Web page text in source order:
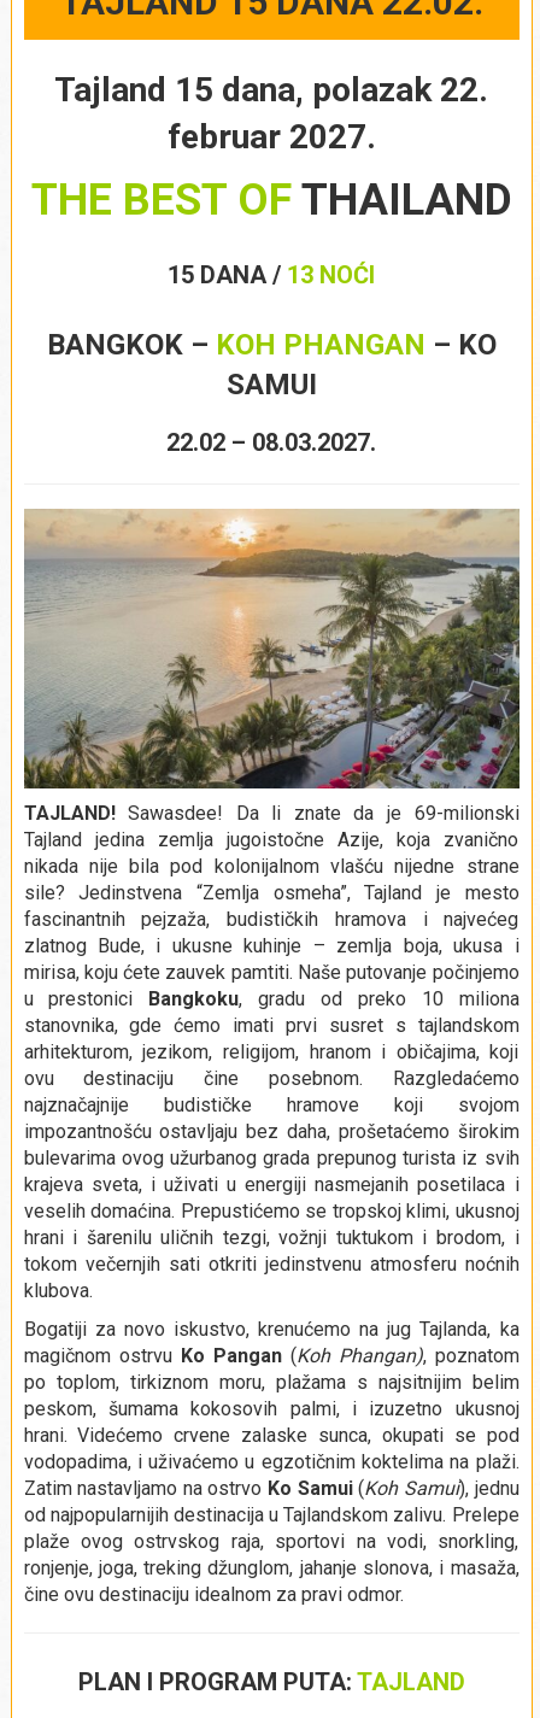
Tajland 15 dana, polazak 22.
februar 2027.
THE BEST OFTHAILAND
15 DANA / 13 NOĆI
BANGKOK – KOH PHANGAN – KO
SAMUI
22.02 – 08.03.2027.
TAJLAND!Sawasdee! Da li znate da je 69-milionski
Tajland jedina zemlja jugoistočne Azije, koja zvanično
nikada nije bila pod kolonijalnom vlašću nijedne strane
sile?Jedinstvena “Zemlja osmeha”, Tajland je mesto
fascinantnih pejzaža, budističkih hramova i najvećeg
zlatnog Bude, i ukusne kuhinje – zemlja boja, ukusa i
mirisa, koju ćete zauvek pamtiti. Naše putovanje počinjemo
u prestonici Bangkoku, gradu od preko 10 miliona
stanovnika, gde ćemo imati prvi susret s tajlandskom
arhitekturom, jezikom, religijom, hranom i običajima, koji
ovu destinaciju čine posebnom. Razgledaćemo
najznačajnije budističke hramove koji svojom
impozantnošću ostavljaju bez daha, prošetaćemo širokim
bulevarima ovog užurbanog grada prepunog turista iz svih
krajeva sveta, i uživati u energiji nasmejanih posetilaca i
veselih domaćina. Prepustićemo se tropskoj klimi, ukusnoj
hrani i šarenilu uličnih tezgi, vožnji tuktukom i brodom, i
tokom večernjih sati otkriti jedinstvenu atmosferu noćnih
klubova.
Bogatiji za novo iskustvo, krenućemo na jug Tajlanda, ka
magičnom ostrvu Ko Pangan(Koh Phangan), poznatom
po toplom, tirkiznom moru, plažama s najsitnijim belim
peskom, šumama kokosovih palmi, i izuzetno ukusnoj
hrani. Videćemo crvene zalaske sunca, okupati se pod
vodopadima, i uživaćemo u egzotičnim koktelima na plaži.
Zatim nastavljamo na ostrvo Ko Samui(Koh Samui), jednu
od najpopularnijih destinacija u Tajlandskom zalivu. Prelepe
plaže ovog ostrvskog raja, sportovi na vodi, snorkling,
ronjenje, joga, treking džunglom, jahanje slonova, i masaža,
čine ovu destinaciju idealnom za pravi odmor.
PLAN I PROGRAM PUTA: TAJLAND